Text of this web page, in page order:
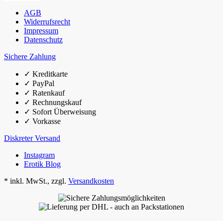
AGB
Widerrufsrecht
Impressum
Datenschutz
Sichere Zahlung
✓ Kreditkarte
✓ PayPal
✓ Ratenkauf
✓ Rechnungskauf
✓ Sofort Überweisung
✓ Vorkasse
Diskreter Versand
Instagram
Erotik Blog
* inkl. MwSt., zzgl. Versandkosten